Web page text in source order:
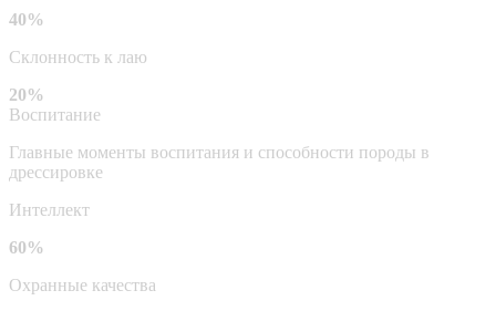
40%
Склонность к лаю
20%
Воспитание
Главные моменты воспитания и способности породы в
дрессировке
Интеллект
60%
Охранные качества